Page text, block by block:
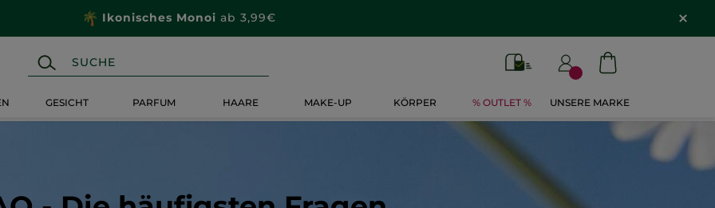
Ikonisches Monoi ab 3,99€
GESICHT PARFUM HAARE MAKE-UP KÖRPER % OUTLET % UNSERE MARKE